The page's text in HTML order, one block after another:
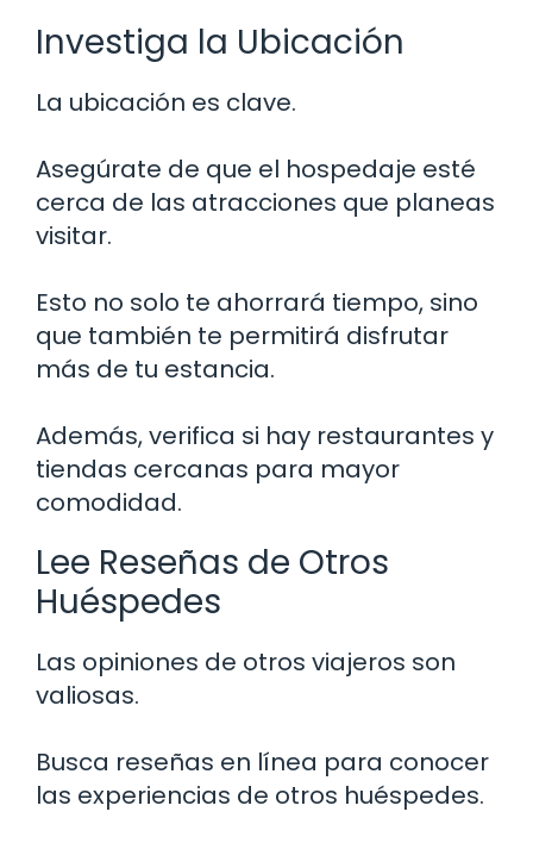
Investiga la Ubicación
La ubicación es clave.
Asegúrate de que el hospedaje esté
cerca de las atracciones que planeas
visitar.
Esto no solo te ahorrará tiempo, sino
que también te permitirá disfrutar
más de tu estancia.
Además, verifica si hay restaurantes y
tiendas cercanas para mayor
comodidad.
Lee Reseñas de Otros
Huéspedes
Las opiniones de otros viajeros son
valiosas.
Busca reseñas en línea para conocer
las experiencias de otros huéspedes.